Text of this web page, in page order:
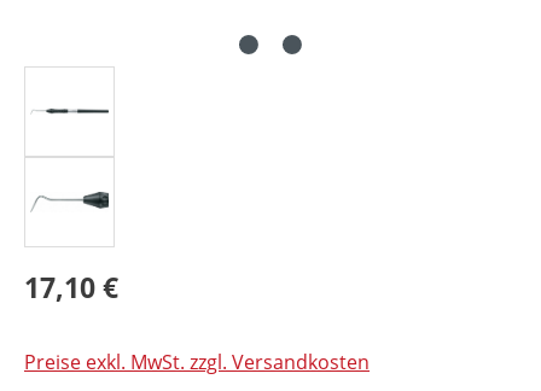
17,10 €
Preise exkl. MwSt. zzgl. Versandkosten